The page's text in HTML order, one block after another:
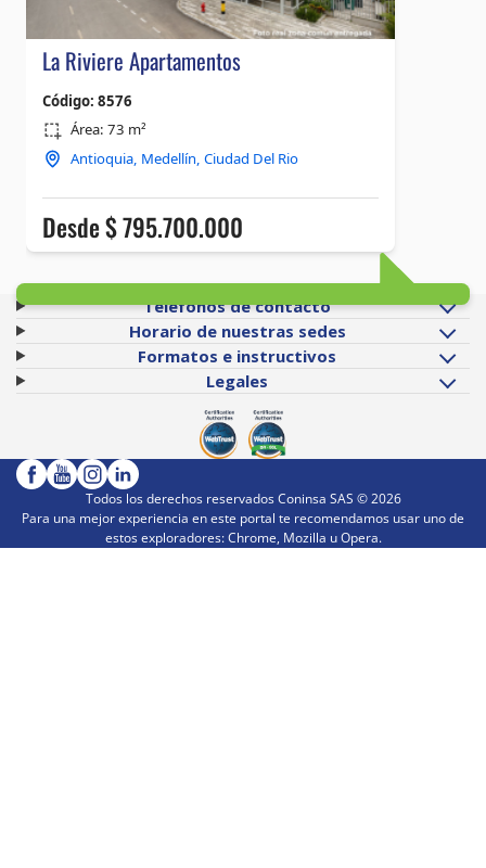
Teléfonos de contacto
Horario de nuestras sedes
Formatos e instructivos
Legales
Todos los derechos reservados Coninsa SAS ©2026
Para una mejor experiencia en este portal te recomendamos usar uno de
estos exploradores: Chrome, Mozilla u Opera.